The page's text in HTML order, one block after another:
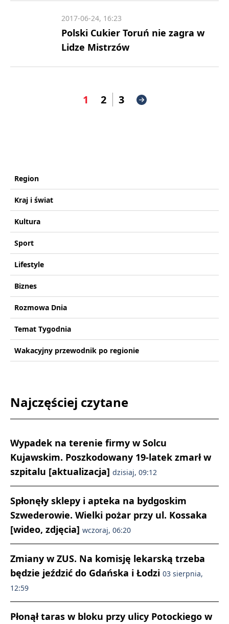
Polski Cukier Toruń nie zagra w
Lidze Mistrzów
2017-06-24, 16:23
1 2 3
Region
Kraj i świat
Kultura
Sport
Lifestyle
Biznes
Rozmowa Dnia
Temat Tygodnia
Wakacyjny przewodnik po regionie
Najczęściej czytane
Wypadek na terenie firmy w Solcu
Kujawskim. Poszkodowany 19-latek zmarł w
szpitalu [aktualizacja] dzisiaj, 09:12
Spłonęły sklepy i apteka na bydgoskim
Szwederowie. Wielki pożar przy ul. Kossaka
[wideo, zdjęcia] wczoraj, 06:20
Zmiany w ZUS. Na komisję lekarską trzeba
będzie jeździć do Gdańska i Łodzi 03 sierpnia,
12:59
Płonął taras w bloku przy ulicy Potockiego w